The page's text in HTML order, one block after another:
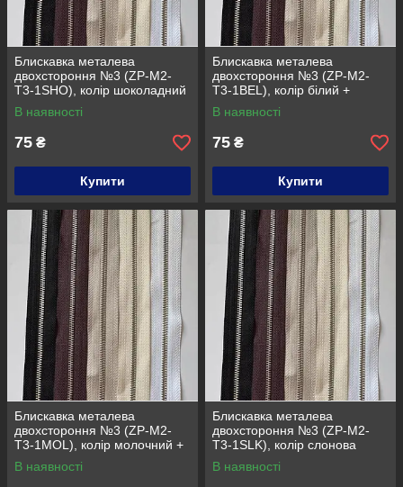
Блискавка металева
двохстороння №3 (ZP-M2-
T3-1SHO), колір шоколадний
+ нікель
В наявності
75 ₴
Купити
Блискавка металева
двохстороння №3 (ZP-M2-
T3-1BEL), колір білий +
нікель
В наявності
75 ₴
Купити
Блискавка металева
двохстороння №3 (ZP-M2-
T3-1MOL), колір молочний +
нікель
В наявності
Блискавка металева
двохстороння №3 (ZP-M2-
T3-1SLK), колір слонова
кістка + нікель
В наявності